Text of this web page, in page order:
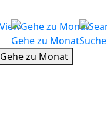
Gehe zu MonatSuche
Gehe zu Monat